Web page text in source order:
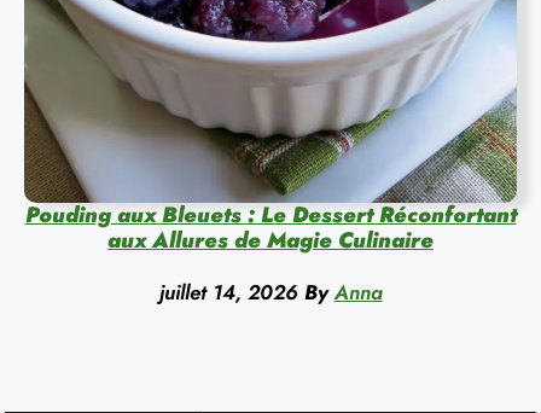
Pouding aux Bleuets : Le Dessert Réconfortant
aux Allures de Magie Culinaire
juillet 14, 2026 By Anna